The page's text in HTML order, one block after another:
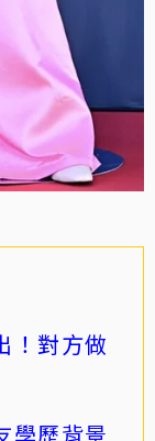
！對方做
學歷背景